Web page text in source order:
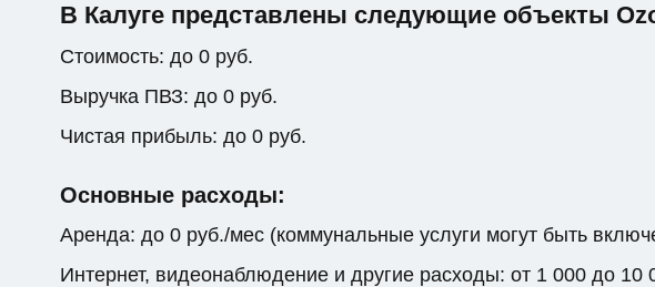
В Калуге представлены следующие объекты
Стоимость: до 0 руб.
Выручка ПВЗ: до 0 руб.
Чистая прибыль: до 0 руб.
Основные расходы:
Аренда: до 0 руб./мес (коммунальные услуги могут быть
Интернет, видеонаблюдение и другие расходы: от 1 000 до 10